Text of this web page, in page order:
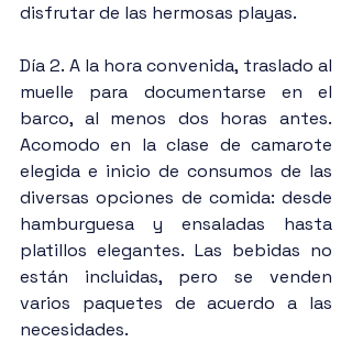
disfrutar de las hermosas playas.
Día 2. A la hora convenida, traslado al
muelle para documentarse en el
barco, al menos dos horas antes.
Acomodo en la clase de camarote
elegida e inicio de consumos de las
diversas opciones de comida: desde
hamburguesa y ensaladas hasta
platillos elegantes. Las bebidas no
están incluidas, pero se venden
varios paquetes de acuerdo a las
necesidades.